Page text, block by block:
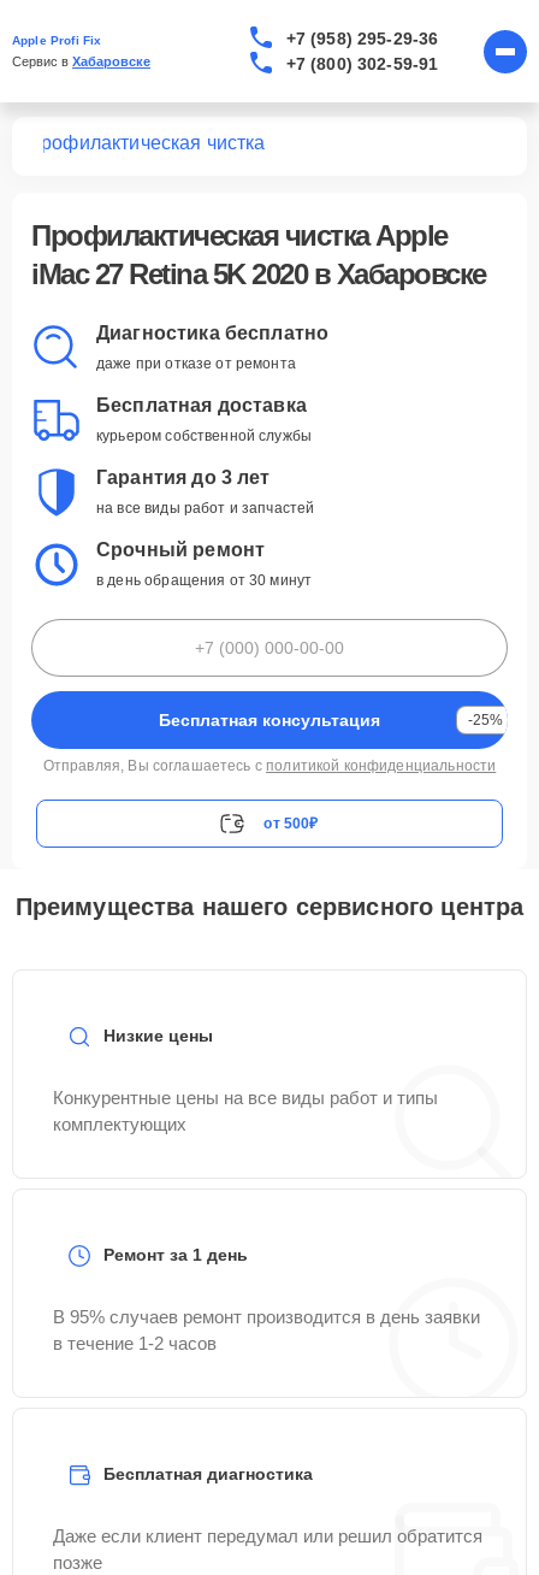
Apple Profi Fix
Сервис в Хабаровске
+7 (958) 295-29-36
+7 (800) 302-59-91
Профилактическая чистка
Профилактическая чистка Apple
iMac 27 Retina 5K 2020 в Хабаровске
Диагностика бесплатно
даже при отказе от ремонта
Бесплатная доставка
курьером собственной службы
Гарантия до 3 лет
на все виды работ и запчастей
Срочный ремонт
в день обращения от 30 минут
Бесплатная консультация -25%
Отправляя, Вы соглашаетесь с политикой конфиденциальности
от 500₽
Преимущества нашего сервисного центра
Низкие цены
Конкурентные цены на все виды работ и типы
комплектующих
Ремонт за 1 день
В 95% случаев ремонт производится в день заявки
в течение 1-2 часов
Бесплатная диагностика
Даже если клиент передумал или решил обратится
позже